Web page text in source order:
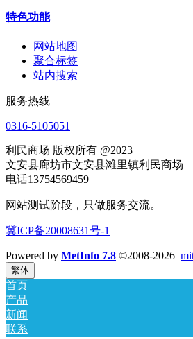
特色功能
网站地图
聚合标签
站内搜索
服务热线
0316-5105051
利民商场 版权所有 @2023
文安县廊坊市文安县滩里镇利民商场
电话13754569459
网站测试阶段，只做服务交流。
冀ICP备20008631号-1
Powered by MetInfo 7.8 ©2008-2026
繁体
首页
产品
新闻
联系